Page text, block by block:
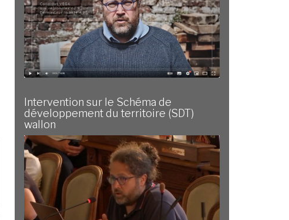
Intervention sur le Schéma de
développement du territoire (SDT)
wallon